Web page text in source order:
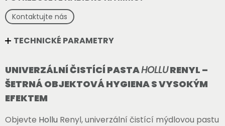
Kontaktujte nás
TECHNICKÉ PARAMETRY
UNIVERZÁLNÍ ČISTÍCÍ PASTAHOLLURENYL –
ŠETRNÁ OBJEKTOVÁ HYGIENA S VYSOKÝM
EFEKTEM
Objevte Hollu Renyl, univerzální čistící mýdlovou pastu